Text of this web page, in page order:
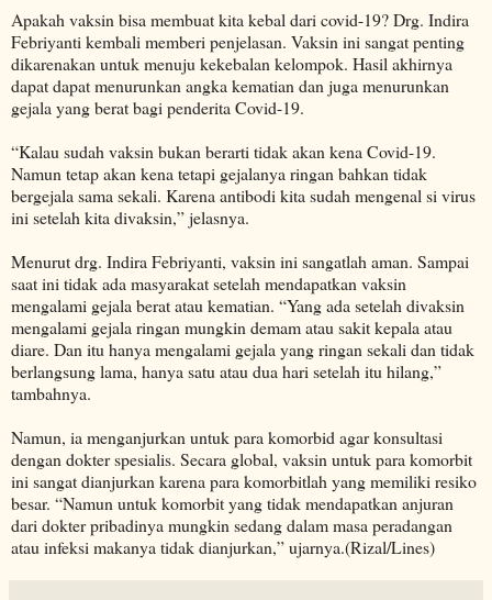
Apakah vaksin bisa membuat kita kebal dari covid-19? Drg. Indira
Febriyanti kembali memberi penjelasan. Vaksin ini sangat penting
dikarenakan untuk menuju kekebalan kelompok. Hasil akhirnya
dapat dapat menurunkan angka kematian dan juga menurunkan
gejala yang berat bagi penderita Covid-19.
“Kalau sudah vaksin bukan berarti tidak akan kena Covid-19.
Namun tetap akan kena tetapi gejalanya ringan bahkan tidak
bergejala sama sekali. Karena antibodi kita sudah mengenal si virus
ini setelah kita divaksin,” jelasnya.
Menurut drg. Indira Febriyanti, vaksin ini sangatlah aman. Sampai
saat ini tidak ada masyarakat setelah mendapatkan vaksin
mengalami gejala berat atau kematian. “Yang ada setelah divaksin
mengalami gejala ringan mungkin demam atau sakit kepala atau
diare. Dan itu hanya mengalami gejala yang ringan sekali dan tidak
berlangsung lama, hanya satu atau dua hari setelah itu hilang,”
tambahnya.
Namun, ia menganjurkan untuk para komorbid agar konsultasi
dengan dokter spesialis. Secara global, vaksin untuk para komorbit
ini sangat dianjurkan karena para komorbitlah yang memiliki resiko
besar. “Namun untuk komorbit yang tidak mendapatkan anjuran
dari dokter pribadinya mungkin sedang dalam masa peradangan
atau infeksi makanya tidak dianjurkan,” ujarnya.(Rizal/Lines)